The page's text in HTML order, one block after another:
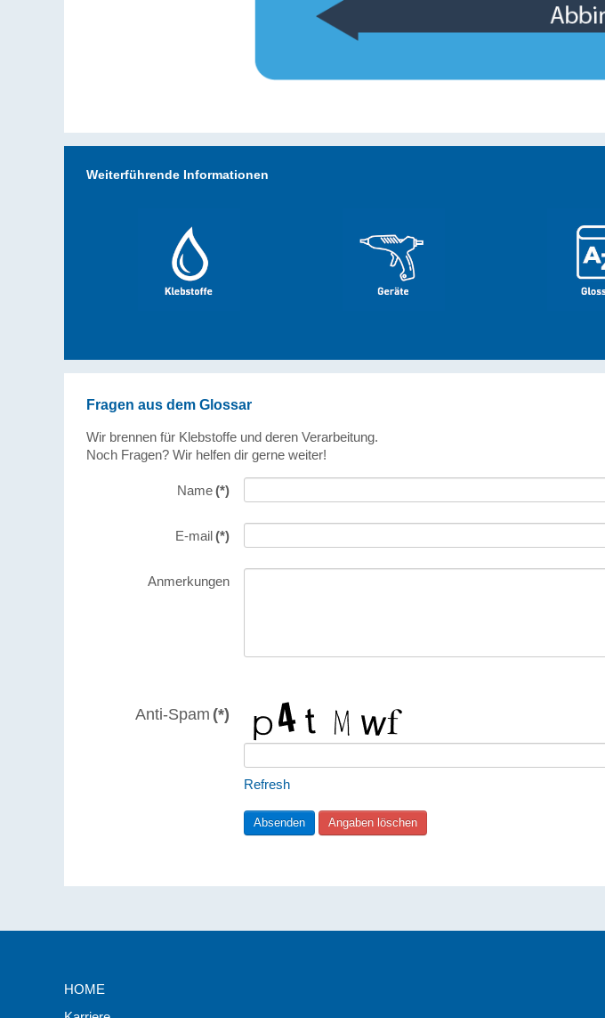
Weiterführende Informationen
Fragen aus dem Glossar
Wir brennen für Klebstoffe und deren Verarbeitung.
Noch Fragen? Wir helfen dir gerne weiter!
Name(*)
E-mail (*)
Anmerkungen
Anti-Spam (*)
Refresh
HOME